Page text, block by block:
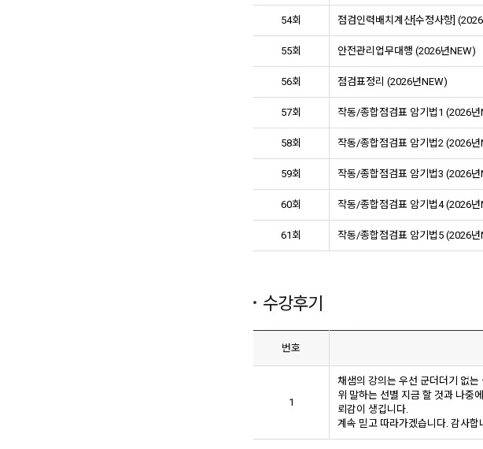
54회 점검인력배치계산[수정사항]
55회 안전관리업무대행 (2026년NEW)
56회 점검표정리 (2026년NEW)
57회 작동/종합점검표 암기법1 (2026
58회 작동/종합점검표 암기법2 (2026
59회 작동/종합점검표 암기법3 (2026
60회 작동/종합점검표 암기법4 (2026
61회 작동/종합점검표 암기법5 (2026
수강후기
번호
1
채샘의 강의는 우선 군더더기 없
위 말하는 선별 지금 할 것과 나중
뢰감이 생깁니다.
계속 믿고 따라가겠습니다. 감사합